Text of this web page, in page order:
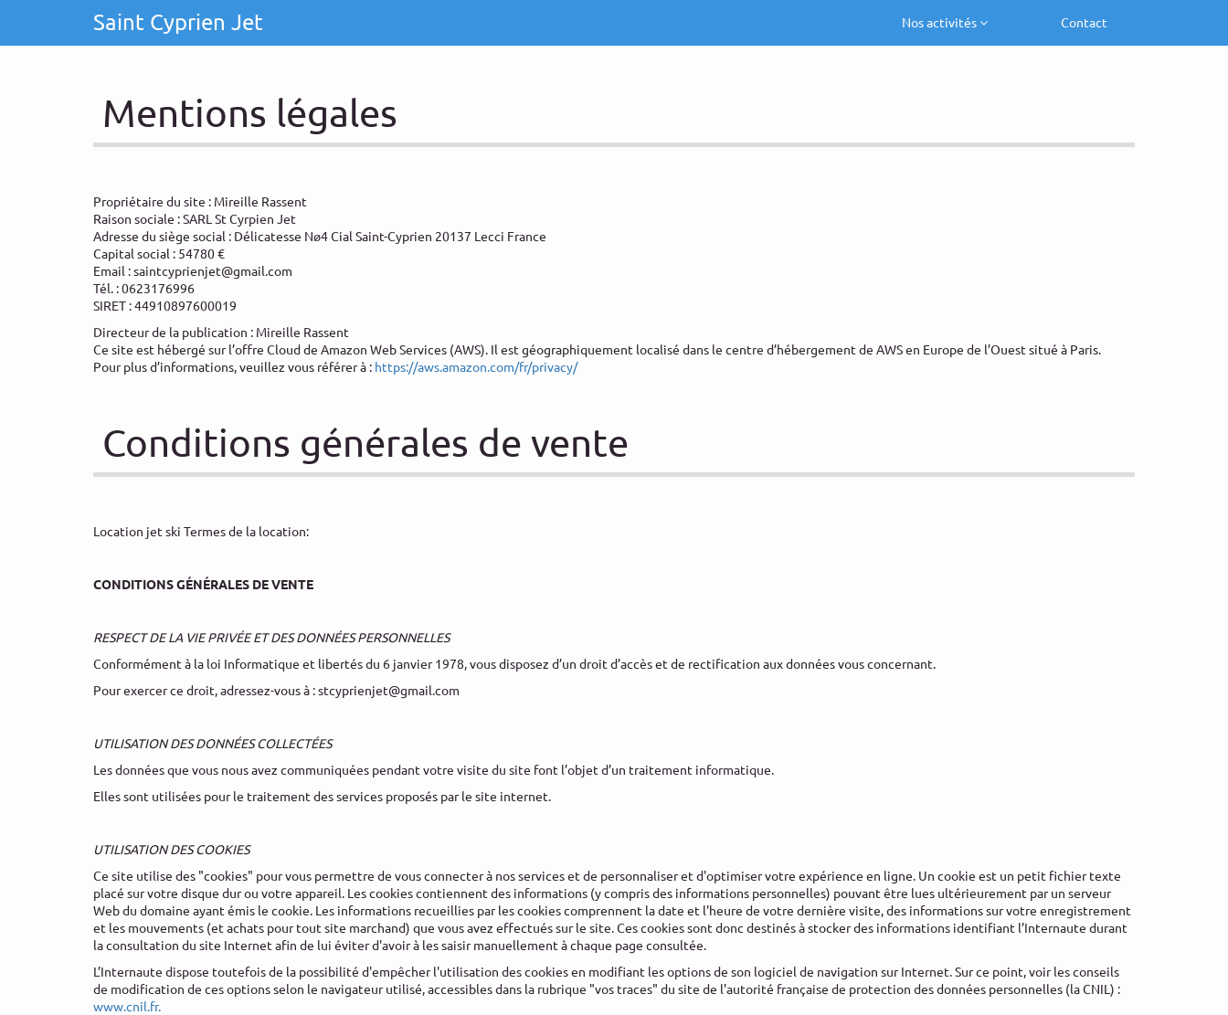
Saint Cyprien Jet Nos activités Contact
Mentions légales
Propriétaire du site : Mireille Rassent
Raison sociale : SARL St Cyrpien Jet
Adresse du siège social : Délicatesse Nø4 Cial Saint-Cyprien 20137 Lecci France
Capital social : 54780 €
Email : saintcyprienjet@gmail.com
Tél. : 0623176996
SIRET : 44910897600019
Directeur de la publication : Mireille Rassent
Ce site est hébergé sur l’offre Cloud de Amazon Web Services (AWS). Il est géographiquement localisé dans le centre d’hébergement de AWS en Europe de l’Ouest situé à Paris.
Pour plus d’informations, veuillez vous référer à : https://aws.amazon.com/fr/privacy/
Conditions générales de vente
Location jet ski Termes de la location:
CONDITIONS GÉNÉRALES DE VENTE
RESPECT DE LA VIE PRIVÉE ET DES DONNÉES PERSONNELLES
Conformément à la loi Informatique et libertés du 6 janvier 1978, vous disposez d’un droit d’accès et de rectification aux données vous concernant.
Pour exercer ce droit, adressez-vous à : stcyprienjet@gmail.com
UTILISATION DES DONNÉES COLLECTÉES
Les données que vous nous avez communiquées pendant votre visite du site font l’objet d’un traitement informatique.
Elles sont utilisées pour le traitement des services proposés par le site internet.
UTILISATION DES COOKIES
Ce site utilise des "cookies" pour vous permettre de vous connecter à nos services et de personnaliser et d'optimiser votre expérience en ligne. Un cookie est un petit fichier texte
placé sur votre disque dur ou votre appareil. Les cookies contiennent des informations (y compris des informations personnelles) pouvant être lues ultérieurement par un serveur
Web du domaine ayant émis le cookie. Les informations recueillies par les cookies comprennent la date et l'heure de votre dernière visite, des informations sur votre enregistrement
et les mouvements (et achats pour tout site marchand) que vous avez effectués sur le site. Ces cookies sont donc destinés à stocker des informations identifiant l’Internaute durant
la consultation du site Internet afin de lui éviter d'avoir à les saisir manuellement à chaque page consultée.
L’Internaute dispose toutefois de la possibilité d'empêcher l'utilisation des cookies en modifiant les options de son logiciel de navigation sur Internet. Sur ce point, voir les conseils
de modification de ces options selon le navigateur utilisé, accessibles dans la rubrique "vos traces" du site de l'autorité française de protection des données personnelles (la CNIL) :
www.cnil.fr.